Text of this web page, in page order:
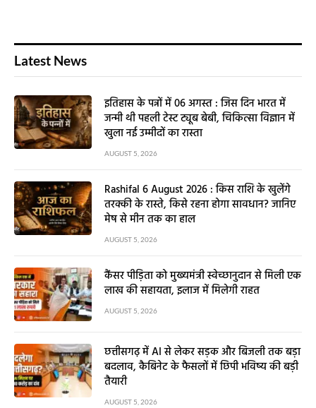
Latest News
इतिहास के पन्नों में 06 अगस्त : जिस दिन भारत में
जन्मी थी पहली टेस्ट ट्यूब बेबी, चिकित्सा विज्ञान में
खुला नई उम्मीदों का रास्ता
AUGUST 5, 2026
Rashifal 6 August 2026 : किस राशि के खुलेंगे
तरक्की के रास्ते, किसे रहना होगा सावधान? जानिए
मेष से मीन तक का हाल
AUGUST 5, 2026
कैंसर पीड़िता को मुख्यमंत्री स्वेच्छानुदान से मिली एक
लाख की सहायता, इलाज में मिलेगी राहत
AUGUST 5, 2026
छत्तीसगढ़ में AI से लेकर सड़क और बिजली तक बड़ा
बदलाव, कैबिनेट के फैसलों में छिपी भविष्य की बड़ी
तैयारी
AUGUST 5, 2026